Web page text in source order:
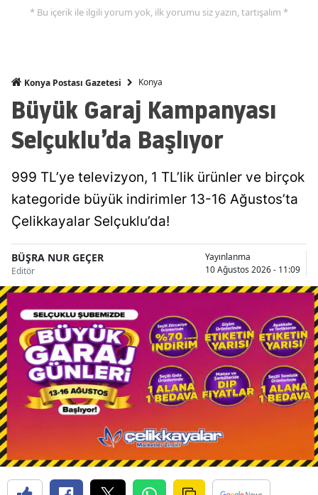
Ordu
Rize
Sakarya
Samsun
Sinop
Sivas
Tekirdağ
Tokat
Trabzon
Tunceli
Şanlıurfa
Uşak
Van
* Bu içerik ile ilgili yorum yok, ilk yorumu siz yazın, tartışalım *
Konya Postası Gazetesi Konya
Büyük Garaj Kampanyası
Selçuklu’da Başlıyor
999 TL’ye televizyon, 1 TL’lik ürünler ve birçok
kategoride büyük indirimler 13-16 Ağustos’ta
Çelikkayalar Selçuklu’da!
BÜŞRA NUR GEÇER
Editör
Yayınlanma
10 Ağustos 2026 - 11:09